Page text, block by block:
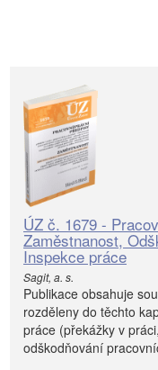
ÚZ č. 1679 -
Zaměstnanost,
Inspekce práce
Sagit, a. s.
Publikace obsahuje
rozděleny do těchto
práce (překážky v
odškodňování